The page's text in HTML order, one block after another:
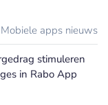
apps nieuws
stimuleren
in Rabo App